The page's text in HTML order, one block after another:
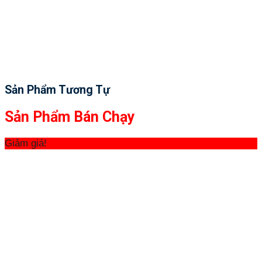
Sản Phẩm Tương Tự
Sản Phẩm Bán Chạy
Giảm giá!